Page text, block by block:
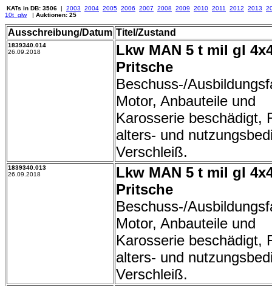
KATs in DB: 3506 | 2003 2004 2005 2006 2007 2008 2009 2010 2011 2012 2013
10t_glw| Auktionen: 25
Ausschreibung/Datum Titel/Zustand
1839340.014
26.09.2018
Lkw MAN 5 t mil gl
Pritsche
Beschuss-/
Motor, Anbauteile und
Karosserie beschädigt,
alters- und
Verschleiß.
1839340.013
26.09.2018
Lkw MAN 5 t mil gl
Pritsche
Beschuss-/
Motor, Anbauteile und
Karosserie beschädigt,
alters- und
Verschleiß.